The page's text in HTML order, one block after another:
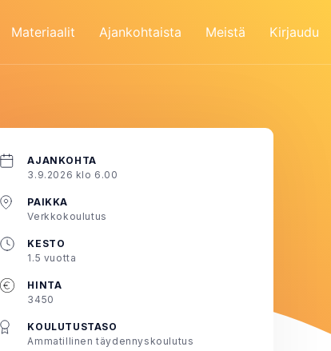
Materiaalit Ajankohtaista Meistä Kirjaudu
AJANKOHTA
3.9.2026 klo 6.00
PAIKKA
Verkkokoulutus
KESTO
1.5 vuotta
HINTA
3450
KOULUTUSTASO
Ammatillinen täydennyskoulutus